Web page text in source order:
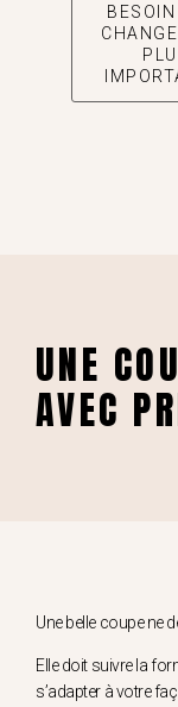
BESOIN
UNE
AVEC
Une belle coupe ne
Elle doit suivre la
s’adapter à votre